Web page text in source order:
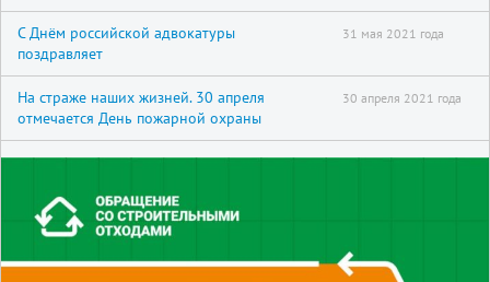
С Днём российской адвокатуры
поздравляет
31 мая 2021 года
На страже наших жизней. 30 апреля
отмечается День пожарной охраны
30 апреля 2021 года